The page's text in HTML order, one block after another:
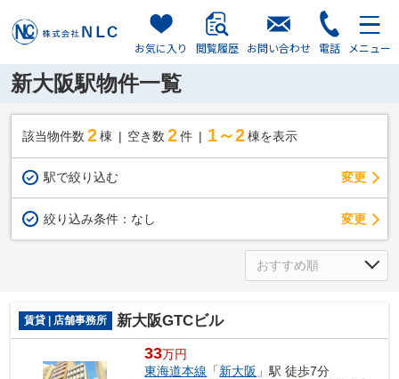
お気に入り 閲覧履歴 お問い合わせ 電話 メニュー
新大阪駅物件一覧
該当物件数 2棟 空き数 2 件 1～2 棟を表示
駅で絞り込む 変更
絞り込み条件： なし 変更
賃貸 | 店舗事務所 新大阪GTCビル
33万円
東海道本線 「新大阪 」駅 徒歩7分